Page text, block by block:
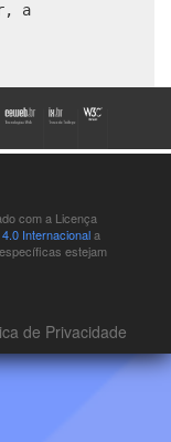
a
com a Licença
Internacionala
estejam
de Privacidade